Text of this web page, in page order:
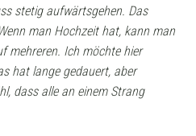
stetig aufwärtsgehen. Das
man Hochzeit hat, kann man
mehreren. Ich möchte hier
hat lange gedauert, aber
dass alle an einem Strang